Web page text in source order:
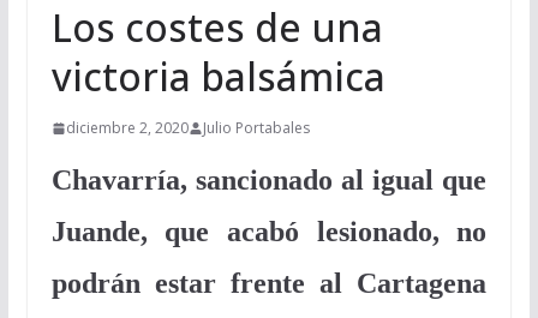
Los costes de una
victoria balsámica
diciembre 2, 2020 Julio Portabales
Chavarría, sancionado al igual que
Juande, que acabó lesionado, no
podrán estar frente al Cartagena